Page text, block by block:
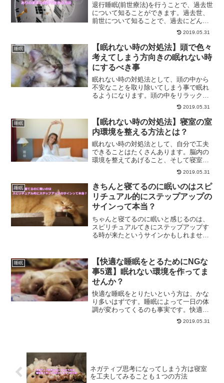
退行睡眠(前世療法)を行うことで、過去世
について知ることができます。過去世、
前世について知ることで、過去にどんな
問題を解決できなかったのかを知り、今
世をありのままに生きることができるよ
うになる方法をご紹介します。
2019.05.31
睡眠
【眠れない時の対処法】頭で色々
考えてしまう方向きの眠れない時
にするべき事
眠れない時の対処法として、頭の中から
不安なことを取り除いてしまう事で眠れ
るようになります。頭の中をリラックス
状態にする方法とは？羊を数えても効果
2019.05.31
睡眠
【眠れない時の対処法】寝室の室
内環境を整える方法とは？
眠れない時の対処法として、自分で工夫
できることはたくさんあります。脳内の
環境を整えてあげること、そして寝室の
室内環境を整えてあげることも重要にな
ってきます。眠れるためにするべき事と
は？
2019.05.31
睡眠
きちんと寝てるのに眠いのはスピ
リチュアル的にステップアップの
サインって本当？
ちゃんと寝てるのに眠いと感じるのは、
スピリチュアルてきにステップアップす
る時が来たというサインかもしれませ
けるべきことについてご紹介します。
睡眠
【快適な睡眠をとるためにNGな
事5選】眠れない環境を作ってま
せんか？
快適な睡眠をとりたいという方は、かな
り多いはずです。睡眠によって一日の体
調が変わってくるのも事実です。快適な
睡眠をとるためにはしてはいけない事が
多々あります。してはいけない事5選と
2019.05.31
ネガティブ思考になってしまう方は寝室
を工夫してみることも１つの方法